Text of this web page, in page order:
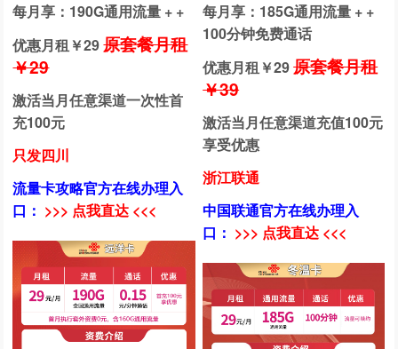
每月享：190G通用流量 + +
优惠月租￥29原套餐月租
￥29
激活当月任意渠道一次性首
充100元
只发四川
流量卡攻略官方在线办理入
口： >>> 点我直达 <<<
每月享：185G通用流量 + +
100分钟免费通话
优惠月租￥29原套餐月租
￥39
激活当月任意渠道充值100元
享受优惠
浙江联通
中国联通官方在线办理入
口： >>> 点我直达 <<<